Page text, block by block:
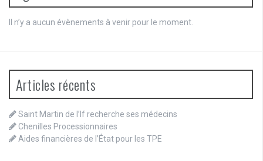
Il n’y a aucun évènements à venir pour le moment.
Articles récents
Saint Martin de l’If recherche ses médecins
Chenilles Processionnaires
Aides financières de l’État pour les TPE